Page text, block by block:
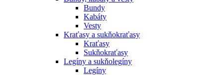
Bundy
Kabáty
Vesty
Kraťasy a sukňokraťasy
Kraťasy
Sukňokraťasy
Legíny a sukňolegíny
Legíny